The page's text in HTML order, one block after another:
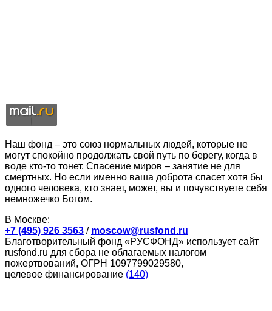
Наш фонд – это союз нормальных людей, которые не
могут спокойно продолжать свой путь по берегу, когда в
воде кто-то тонет. Спасение миров – занятие не для
смертных. Но если именно ваша доброта спасет хотя бы
одного человека, кто знает, может, вы и почувствуете себя
немножечко Богом.
В Москве:
+7 (495) 926 3563 / moscow@rusfond.ru
Благотворительный фонд «РУСФОНД» использует сайт
rusfond.ru для сбора не облагаемых налогом
пожертвований, ОГРН 1097799029580,
целевое финансирование (140)